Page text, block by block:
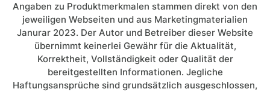
Angaben zu Produktmerkmalen stammen direkt von den
jeweiligen Webseiten und aus Marketingmaterialien
Janurar 2023. Der Autor und Betreiber dieser Website
übernimmt keinerlei Gewähr für die Aktualität,
Korrektheit, Vollständigkeit oder Qualität der
bereitgestellten Informationen. Jegliche
Haftungsansprüche sind grundsätzlich ausgeschlossen,